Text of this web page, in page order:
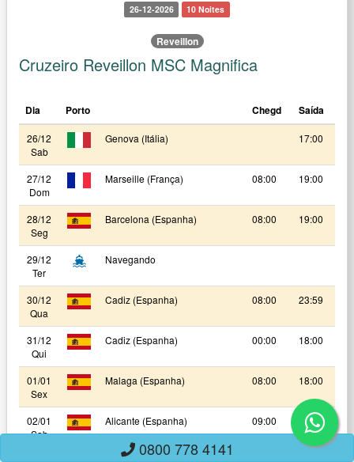
26-12-2026 10 Noites
Reveillon
Cruzeiro Reveillon MSC Magnifica
Dia Porto Chegd Saída
26/12
Sab
Genova (Itália) 17:00
27/12
Dom
Marseille (França) 08:00 19:00
28/12
Seg
Barcelona (Espanha) 08:00 19:00
29/12
Ter
Navegando
30/12
Qua
Cadiz (Espanha) 08:00 23:59
31/12
Qui
Cadiz (Espanha) 00:00 18:00
01/01
Sex
Malaga (Espanha) 08:00 18:00
02/01
Sab
Alicante (Espanha) 09:00 18:00
0800 778 4141